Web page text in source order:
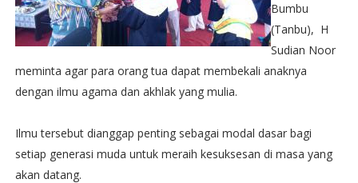
Bumbu
(Tanbu), H
Sudian Noor
meminta agar para orang tua dapat membekali anaknya
dengan ilmu agama dan akhlak yang mulia.
Ilmu tersebut dianggap penting sebagai modal dasar bagi
setiap generasi muda untuk meraih kesuksesan di masa yang
akan datang.